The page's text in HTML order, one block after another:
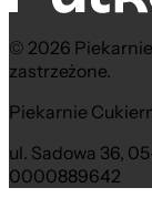
© 2026
zastrzeżone.
Piekarnie
ul. Sadowa 36,
0000889642